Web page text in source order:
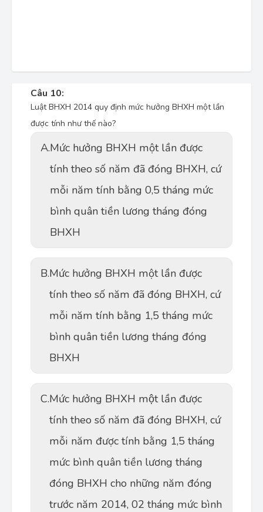
Câu 10:
Luật BHXH 2014 quy định mức hưởng BHXH một lần
được tính như thế nào?
A.Mức hưởng BHXH một lần được
tính theo số năm đã đóng BHXH, cứ
mỗi năm tính bằng 0,5 tháng mức
bình quân tiền lương tháng đóng
BHXH
B.Mức hưởng BHXH một lần được
tính theo số năm đã đóng BHXH, cứ
mỗi năm tính bằng 1,5 tháng mức
bình quân tiền lương tháng đóng
BHXH
C.Mức hưởng BHXH một lần được
tính theo số năm đã đóng BHXH, cứ
mỗi năm được tính bằng 1,5 tháng
mức bình quân tiền lương tháng
đóng BHXH cho những năm đóng
trước năm 2014, 02 tháng mức bình